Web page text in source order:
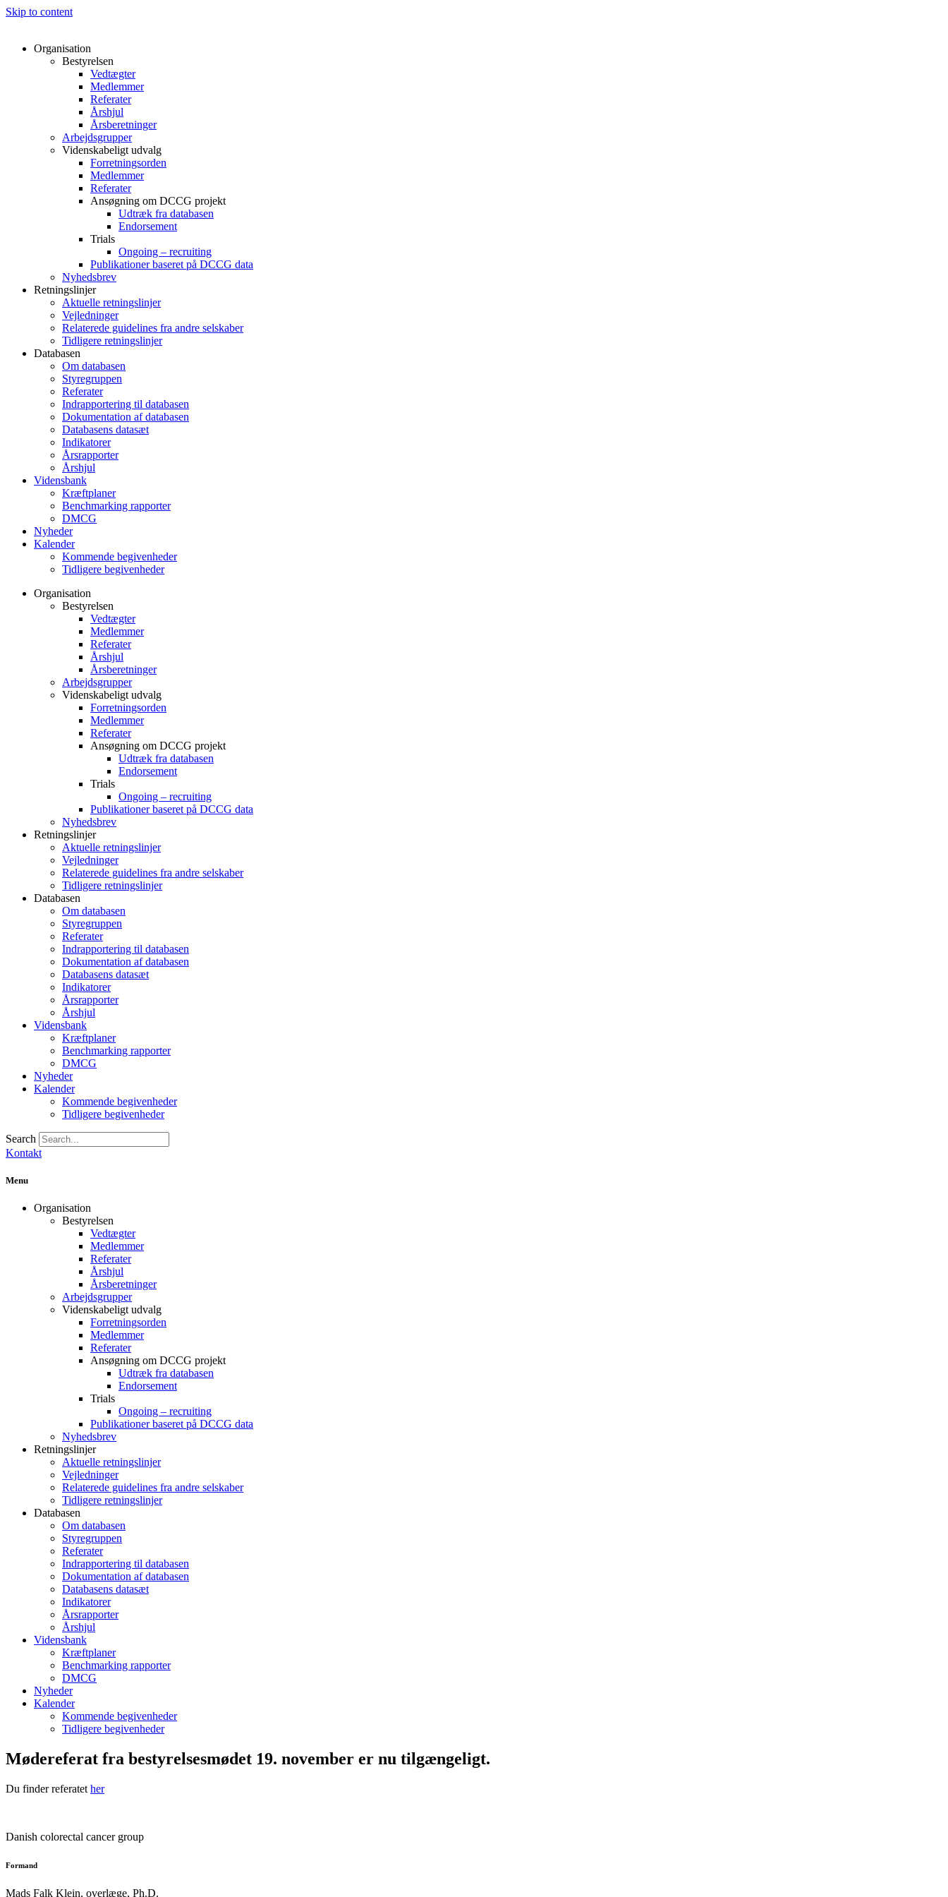
Skip to content
Organisation
Bestyrelsen
Vedtægter
Medlemmer
Referater
Årshjul
Årsberetninger
Arbejdsgrupper
Videnskabeligt udvalg
Forretningsorden
Medlemmer
Referater
Ansøgning om DCCG projekt
Udtræk fra databasen
Endorsement
Trials
Ongoing – recruiting
Publikationer baseret på DCCG data
Nyhedsbrev
Retningslinjer
Aktuelle retningslinjer
Vejledninger
Relaterede guidelines fra andre selskaber
Tidligere retningslinjer
Databasen
Om databasen
Styregruppen
Referater
Indrapportering til databasen
Dokumentation af databasen
Databasens datasæt
Indikatorer
Årsrapporter
Årshjul
Vidensbank
Kræftplaner
Benchmarking rapporter
DMCG
Nyheder
Kalender
Kommende begivenheder
Tidligere begivenheder
Organisation
Bestyrelsen
Vedtægter
Medlemmer
Referater
Årshjul
Årsberetninger
Arbejdsgrupper
Videnskabeligt udvalg
Forretningsorden
Medlemmer
Referater
Ansøgning om DCCG projekt
Udtræk fra databasen
Endorsement
Trials
Ongoing – recruiting
Publikationer baseret på DCCG data
Nyhedsbrev
Retningslinjer
Aktuelle retningslinjer
Vejledninger
Relaterede guidelines fra andre selskaber
Tidligere retningslinjer
Databasen
Om databasen
Styregruppen
Referater
Indrapportering til databasen
Dokumentation af databasen
Databasens datasæt
Indikatorer
Årsrapporter
Årshjul
Vidensbank
Kræftplaner
Benchmarking rapporter
DMCG
Nyheder
Kalender
Kommende begivenheder
Tidligere begivenheder
Search
Kontakt
Menu
Organisation
Bestyrelsen
Vedtægter
Medlemmer
Referater
Årshjul
Årsberetninger
Arbejdsgrupper
Videnskabeligt udvalg
Forretningsorden
Medlemmer
Referater
Ansøgning om DCCG projekt
Udtræk fra databasen
Endorsement
Trials
Ongoing – recruiting
Publikationer baseret på DCCG data
Nyhedsbrev
Retningslinjer
Aktuelle retningslinjer
Vejledninger
Relaterede guidelines fra andre selskaber
Tidligere retningslinjer
Databasen
Om databasen
Styregruppen
Referater
Indrapportering til databasen
Dokumentation af databasen
Databasens datasæt
Indikatorer
Årsrapporter
Årshjul
Vidensbank
Kræftplaner
Benchmarking rapporter
DMCG
Nyheder
Kalender
Kommende begivenheder
Tidligere begivenheder
Mødereferat fra bestyrelsesmødet 19. november er nu tilgængeligt.
Du finder referatet her
Danish colorectal cancer group
Formand
Mads Falk Klein, overlæge, Ph.D.